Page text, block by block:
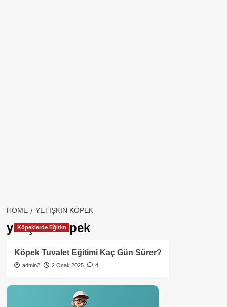
HOME YETIŞKIN KÖPEK
yetişkin köpek
Köpeklerde Eğitim
Köpek Tuvalet Eğitimi Kaç Gün Sürer?
admin2 2 Ocak 2025 4